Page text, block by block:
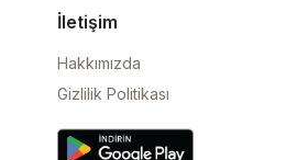
İletişim
Hakkımızda
Gizlilik Politikası